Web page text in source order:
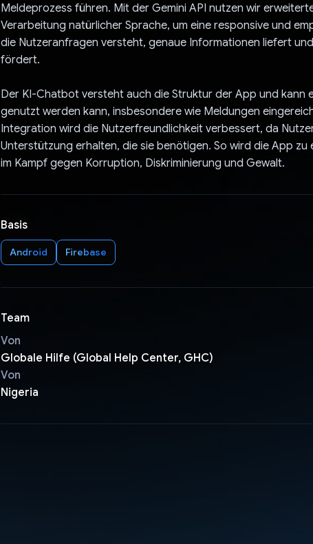
Meldeprozess führen. Mit der Gemini API nutzen wir
Verarbeitung natürlicher Sprache, um eine responsive und
die Nutzeranfragen versteht, genaue Informationen liefert
fördert.
Der KI-Chatbot versteht auch die Struktur der App und kann
genutzt werden kann, insbesondere wie Meldungen
Integration wird die Nutzerfreundlichkeit verbessert, da
Unterstützung erhalten, die sie benötigen. So wird die App zu
im Kampf gegen Korruption, Diskriminierung und Gewalt.
Basis
Android Firebase
Team
Von
Globale Hilfe (Global Help Center, GHC)
Von
Nigeria